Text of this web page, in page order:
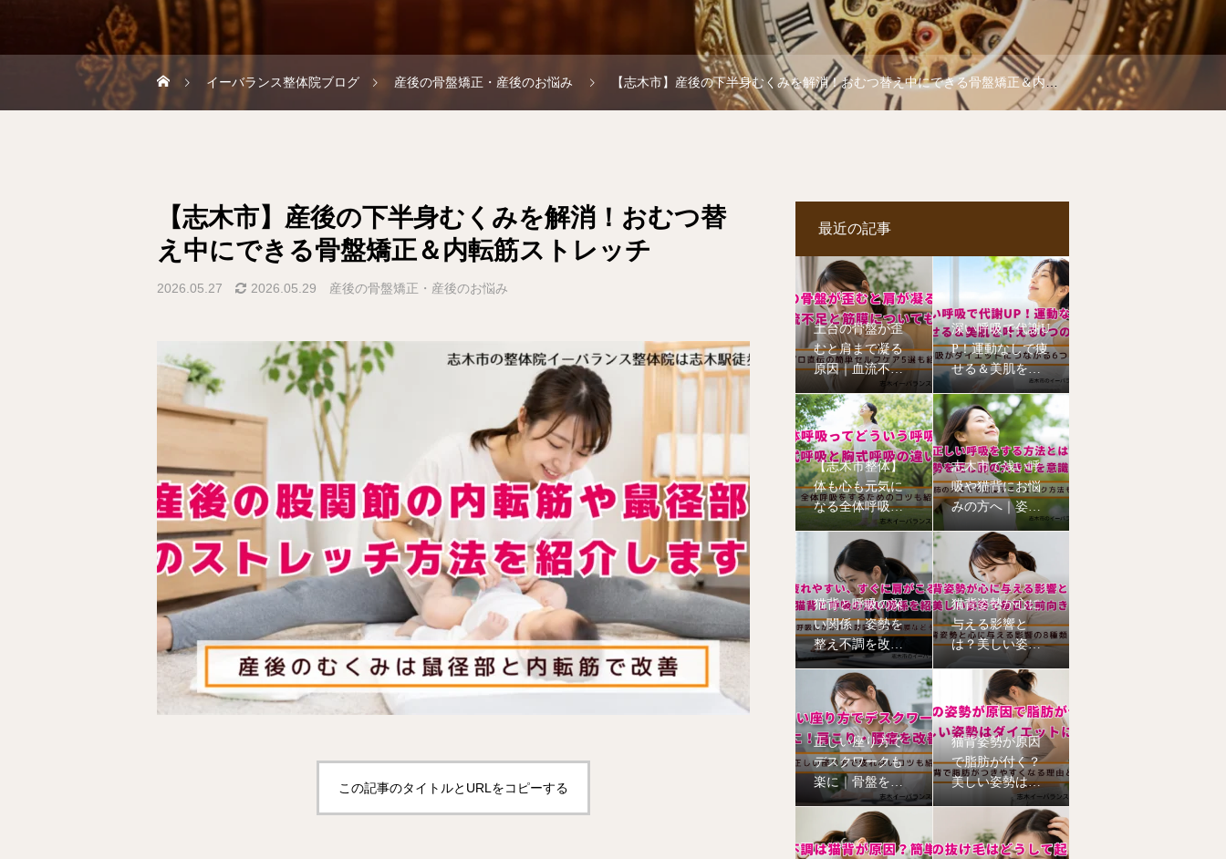
イーバランス整体院ブログ 産後の骨盤矯正・産後のお悩み 【志木市】産後の下半身むくみを解消！おむつ替え中にできる骨盤矯正＆内転筋ストレッチ
【志木市】産後の下半身むくみを解消！おむつ替
え中にできる骨盤矯正＆内転筋ストレッチ
2026.05.27 2026.05.29 産後の骨盤矯正・産後のお悩み
この記事のタイトルとURLをコピーする
最近の記事
土台の骨盤が歪
むと肩まで凝る
原因｜血流不足
と筋膜について
深い呼吸で代謝U
P！運動なしで痩
せる＆美肌を叶
える6つの理由
【志木市整体】
体も心も元気に
なる全体呼吸｜
猫背姿勢も改善
志木市で浅い呼
吸や猫背にお悩
みの方へ｜姿勢
から整える本格
猫背矯正
猫背と呼吸の深
い関係！姿勢を
整え不調を改善
【志木市のイー
バランス整体
院】
猫背姿勢が心に
与える影響と
は？美しい姿勢
で毎日を前向き
に【志木市の整
体院】
正しい座り方で
デスクワークも
楽に｜骨盤を立
てて肩こり・腰
痛を改善！
猫背姿勢が原因
で脂肪が付く？
美しい姿勢はダ
イエットに効果